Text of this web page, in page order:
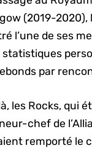
(2019-2020),
l’une de ses
statistiques
par
les Rocks, qui
chef de
remporté le